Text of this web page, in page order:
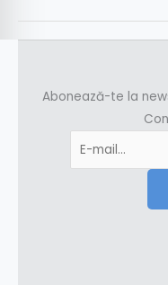
Abonează-te la